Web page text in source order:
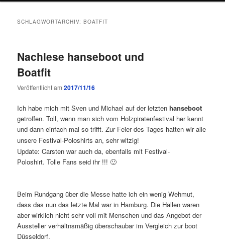
SCHLAGWORTARCHIV:BOATFIT
Nachlese hanseboot und
Boatfit
Veröffentlicht am2017/11/16
Ich habe mich mit Sven und Michael auf der letztenhanseboot
getroffen. Toll, wenn man sich vom Holzpiratenfestival her kennt
und dann einfach mal so trifft. Zur Feier des Tages hatten wir alle
unsere Festival-Poloshirts an, sehr witzig!
Update: Carsten war auch da, ebenfalls mit Festival-
Poloshirt. Tolle Fans seid ihr !!! 🙂
Beim Rundgang über die Messe hatte ich ein wenig Wehmut,
dass das nun das letzte Mal war in Hamburg. Die Hallen waren
aber wirklich nicht sehr voll mit Menschen und das Angebot der
Aussteller verhältnsmäßig überschaubar im Vergleich zur boot
Düsseldorf.